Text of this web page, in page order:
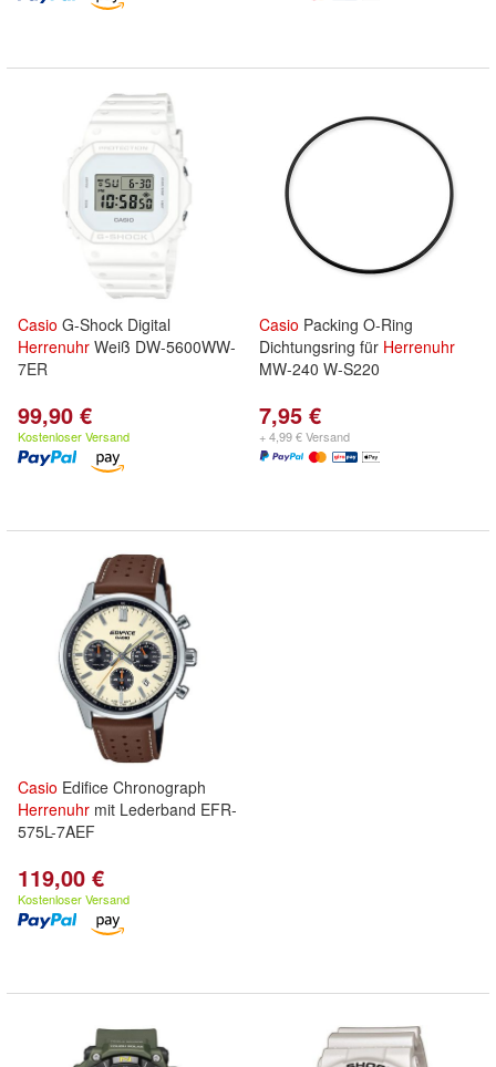
Casio G-Shock Digital
Herrenuhr Weiß DW-5600WW-
7ER
99,90 €
Kostenloser Versand
Casio Packing O-Ring
Dichtungsring für Herrenuhr
MW-240 W-S220
7,95 €
+ 4,99 € Versand
Casio Edifice Chronograph
Herrenuhr mit Lederband EFR-
575L-7AEF
119,00 €
Kostenloser Versand